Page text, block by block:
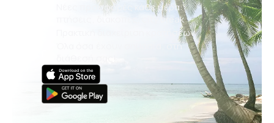
Νέες προσφορές κάθε μέρα:
πτήσεις, διακοπές, city break
Πρακτική διαχείριση κρατήσεων
Όλα όσα έχουν σημασία, στη